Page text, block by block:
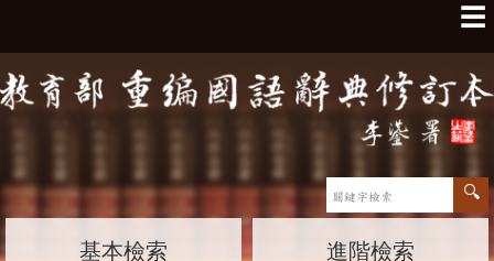
☰
基本檢索 進階檢索